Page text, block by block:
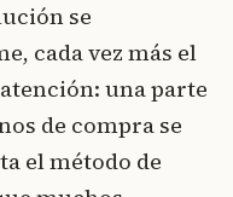
se
cada vez más el
una parte
de compra se
el método de